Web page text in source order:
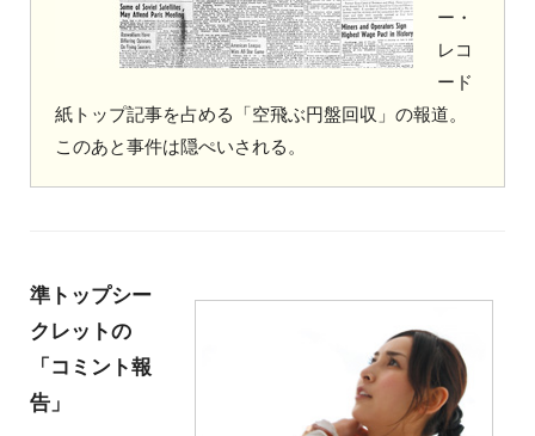
ー・
レコ
ード
紙トップ記事を占める「空飛ぶ円盤回収」の報道。
このあと事件は隠ぺいされる。
準トップシー
クレットの
「コミント報
告」